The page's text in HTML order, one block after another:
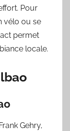
Pour
vélo ou se
permet
locale.
Gehry,